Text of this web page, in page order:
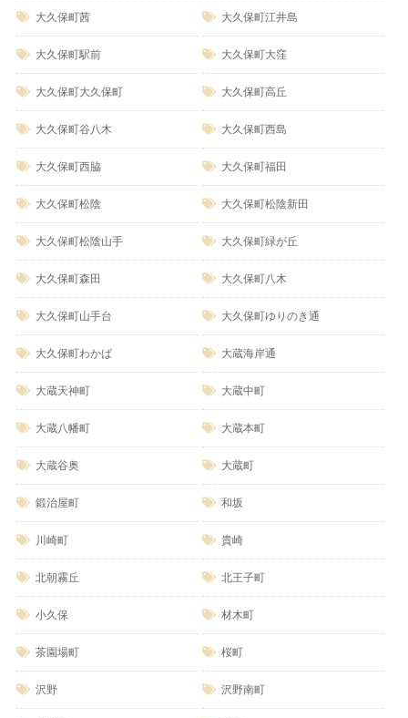
大久保町茜 大久保町江井島
大久保町駅前 大久保町大窪
大久保町大久保町 大久保町高丘
大久保町谷八木 大久保町西島
大久保町西脇 大久保町福田
大久保町松陰 大久保町松陰新田
大久保町松陰山手 大久保町緑が丘
大久保町森田 大久保町八木
大久保町山手台 大久保町ゆりのき通
大久保町わかば 大蔵海岸通
大蔵天神町 大蔵中町
大蔵八幡町 大蔵本町
大蔵谷奥 大蔵町
鍛治屋町 和坂
川崎町 貴崎
北朝霧丘 北王子町
小久保 材木町
茶園場町 桜町
沢野 沢野南町